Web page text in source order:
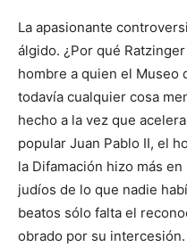
La apasionante
álgido. ¿Por qué
hombre a quien el Museo
todavía cualquier cosa
hecho a la vez que
popular Juan Pablo II, el
la Difamación hizo más
judíos de lo que nadie
beatos sólo falta el
obrado por su intercesión.